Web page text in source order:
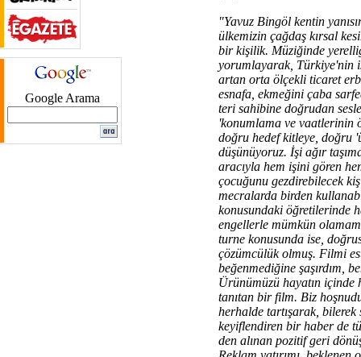
Google Arama
"Yavuz Bingöl kentin
ülkemizin çağdaş kırsal
bir kişilik. Müziğinde
yorumlayarak, Türkiye'nin
artan orta ölçekli ticaret
esnafa, ekmeğini çaba
teri sahibine doğrudan
'konumlama ve vaatlerinin
doğru hedef kitleye, doğru
düşünüyoruz. İşi ağır
aracıyla hem işini gören
çocuğunu gezdirebilecek
mecralarda birden
konusundaki öğretilerinde
engellerle mümkün
turne konusunda ise,
çözümcülük olmuş. Filmi
beğenmediğine şaşırdım,
Ürünümüzü hayatın içinde
tanıtan bir film. Biz
herhalde tartışarak, bilerek
keyiflendiren bir haber de
den alınan pozitif geri